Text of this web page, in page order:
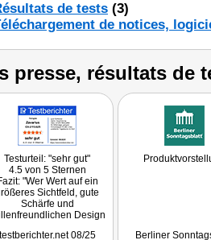
de tests (3)
de notices,
presse, résultats de
Testurteil: "sehr gut"
4.5 von 5 Sternen
"Wer Wert auf ein
Sichtfeld, gute
Schärfe und
Design
CX-2113 anschauen. Es
testberichter.net 08/25
Berliner